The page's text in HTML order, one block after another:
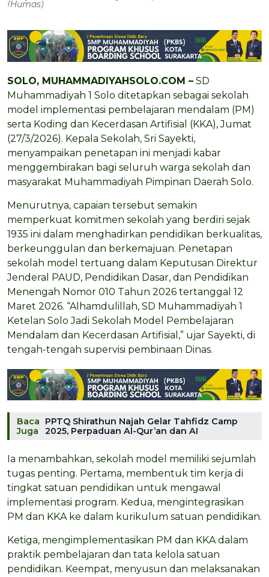
(Humas)
SOLO, MUHAMMADIYAHSOLO.COM – SD
Muhammadiyah 1 Solo ditetapkan sebagai sekolah
model implementasi pembelajaran mendalam (PM)
serta Koding dan Kecerdasan Artifisial (KKA), Jumat
(27/3/2026). Kepala Sekolah, Sri Sayekti,
menyampaikan penetapan ini menjadi kabar
menggembirakan bagi seluruh warga sekolah dan
masyarakat Muhammadiyah Pimpinan Daerah Solo.
Menurutnya, capaian tersebut semakin
memperkuat komitmen sekolah yang berdiri sejak
1935 ini dalam menghadirkan pendidikan berkualitas,
berkeunggulan dan berkemajuan. Penetapan
sekolah model tertuang dalam Keputusan Direktur
Jenderal PAUD, Pendidikan Dasar, dan Pendidikan
Menengah Nomor 010 Tahun 2026 tertanggal 12
Maret 2026. “Alhamdulillah, SD Muhammadiyah 1
Ketelan Solo Jadi Sekolah Model Pembelajaran
Mendalam dan Kecerdasan Artifisial,” ujar Sayekti, di
tengah-tengah supervisi pembinaan Dinas.
Baca
Juga
PPTQ Shirathun Najah Gelar Tahfidz Camp
2025, Perpaduan Al-Qur’an dan AI
Ia menambahkan, sekolah model memiliki sejumlah
tugas penting. Pertama, membentuk tim kerja di
tingkat satuan pendidikan untuk mengawal
implementasi program. Kedua, mengintegrasikan
PM dan KKA ke dalam kurikulum satuan pendidikan.
Ketiga, mengimplementasikan PM dan KKA dalam
praktik pembelajaran dan tata kelola satuan
pendidikan. Keempat, menyusun dan melaksanakan